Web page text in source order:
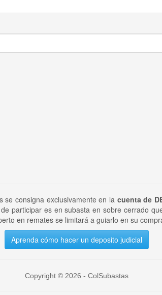
se consigna exclusivamente en lacuenta de
participar es en subasta en sobre cerrado
en remates se limitará a guiarlo en su
Aprenda cómo hacer un deposito judicial
Copyright © 2026 - ColSubastas